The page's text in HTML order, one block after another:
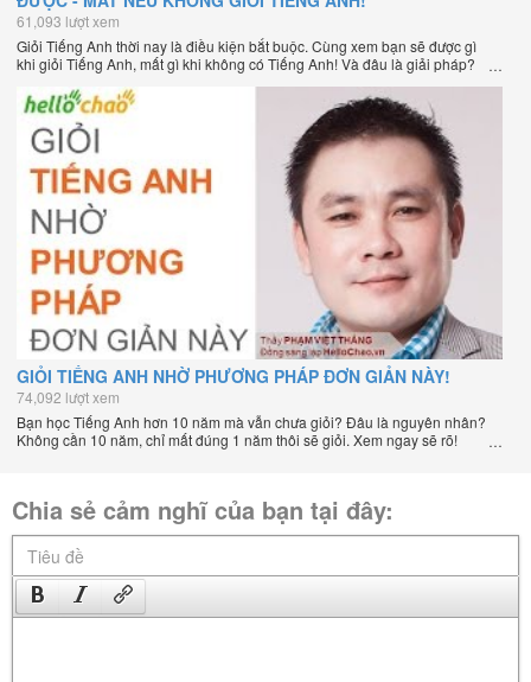
61,093 lượt xem
Giỏi Tiếng Anh thời nay là điều kiện bắt buộc. Cùng xem bạn sẽ được gì
khi giỏi Tiếng Anh, mất gì khi không có Tiếng Anh! Và đâu là giải pháp?
GIỎI TIẾNG ANH NHỜ PHƯƠNG PHÁP ĐƠN GIẢN NÀY!
74,092 lượt xem
Bạn học Tiếng Anh hơn 10 năm mà vẫn chưa giỏi? Đâu là nguyên nhân?
Không cần 10 năm, chỉ mất đúng 1 năm thôi sẽ giỏi. Xem ngay sẽ rõ!
Chia sẻ cảm nghĩ của bạn tại đây: